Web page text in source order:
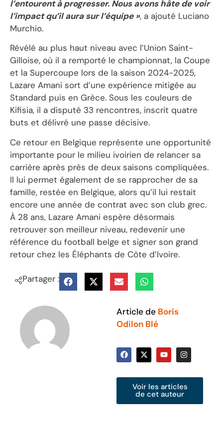
l’entourent à progresser. Nous avons hâte de voir
l’impact qu’il aura sur l’équipe », a ajouté Luciano
Murchio.
Révélé au plus haut niveau avec l’Union Saint-
Gilloise, où il a remporté le championnat, la Coupe
et la Supercoupe lors de la saison 2024-2025,
Lazare Amani sort d’une expérience mitigée au
Standard puis en Grèce. Sous les couleurs de
Kifisia, il a disputé 33 rencontres, inscrit quatre
buts et délivré une passe décisive.
Ce retour en Belgique représente une opportunité
importante pour le milieu ivoirien de relancer sa
carrière après près de deux saisons compliquées.
Il lui permet également de se rapprocher de sa
famille, restée en Belgique, alors qu’il lui restait
encore une année de contrat avec son club grec.
À 28 ans, Lazare Amani espère désormais
retrouver son meilleur niveau, redevenir une
référence du football belge et signer son grand
retour chez les Éléphants de Côte d’Ivoire.
Partager :
Article de Boris
Odilon Blé
Voir les articles
de cet auteur